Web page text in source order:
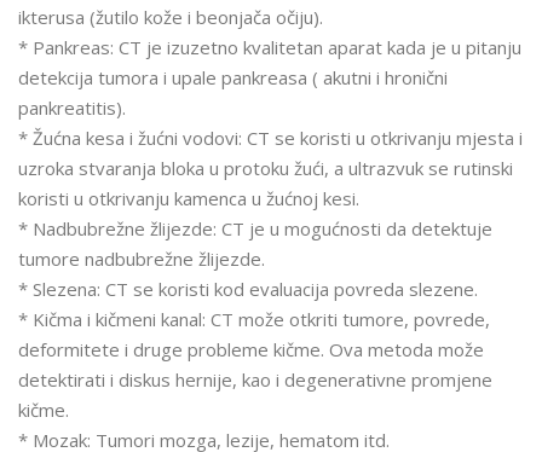
ikterusa (žutilo kože i beonjača očiju).
* Pankreas: CT je izuzetno kvalitetan aparat kada je u pitanju
detekcija tumora i upale pankreasa ( akutni i hronični
pankreatitis).
* Žućna kesa i žućni vodovi: CT se koristi u otkrivanju mjesta i
uzroka stvaranja bloka u protoku žući, a ultrazvuk se rutinski
koristi u otkrivanju kamenca u žućnoj kesi.
* Nadbubrežne žlijezde: CT je u mogućnosti da detektuje
tumore nadbubrežne žlijezde.
* Slezena: CT se koristi kod evaluacija povreda slezene.
* Kičma i kičmeni kanal: CT može otkriti tumore, povrede,
deformitete i druge probleme kičme. Ova metoda može
detektirati i diskus hernije, kao i degenerativne promjene
kičme.
* Mozak: Tumori mozga, lezije, hematom itd.